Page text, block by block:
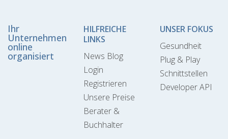
Ihr
Unternehmen
online
organisiert
HILFREICHE
LINKS
News Blog
Login
Registrieren
Unsere Preise
Berater &
Buchhalter
UNSER FOKUS
Gesundheit
Plug & Play
Schnittstellen
Developer API